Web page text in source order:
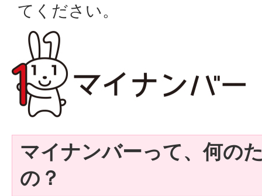
てください。
マイナンバーって、何の
の？